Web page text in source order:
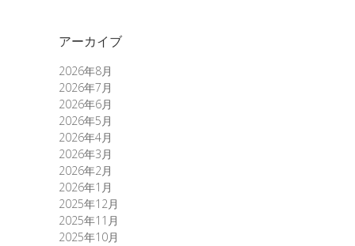
アーカイブ
2026年8月
2026年7月
2026年6月
2026年5月
2026年4月
2026年3月
2026年2月
2026年1月
2025年12月
2025年11月
2025年10月